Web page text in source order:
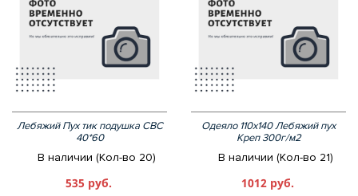
Лебяжий Пух тик подушка СВС
40*60
В наличии (Кол-во 20)
535 руб.
Одеяло 110х140 Лебяжий пух
Креп 300г/м2
В наличии (Кол-во 21)
1012 руб.